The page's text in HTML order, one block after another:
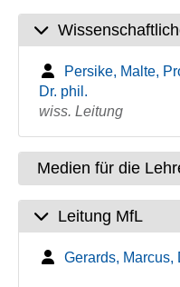
Persike, Malte,
Dr. phil.
wiss. Leitung
Medien für die
Leitung MfL
Gerards, Marcus,